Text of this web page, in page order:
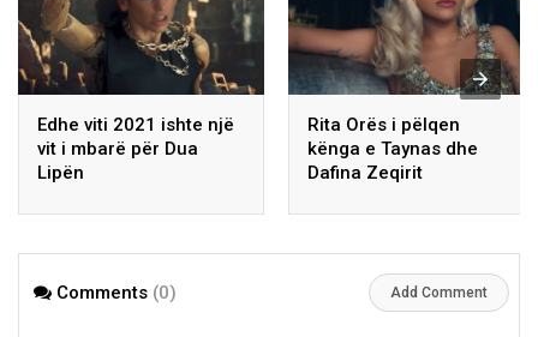
Edhe viti 2021 ishte një
vit i mbarë për Dua
Lipën
Rita Orës i pëlqen
kënga e Taynas dhe
Dafina Zeqirit
Comments (0) Add Comment